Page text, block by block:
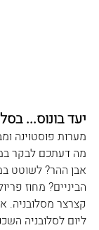
יעד בונוס...
מערות פוסטוינה
מה דעתכם לבקר
אבן ההר? לשוטט
הביניים? מחוז
קצרצר מסלובניה.
ליום לסלובניה